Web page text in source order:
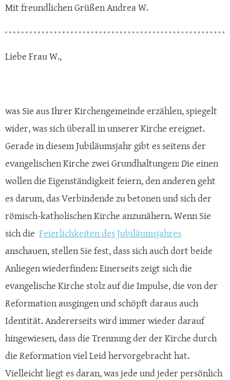
Mit freundlichen Grüßen Andrea W.
Liebe Frau W.,
was Sie aus Ihrer Kirchengemeinde erzählen, spiegelt
wider, was sich überall in unserer Kirche ereignet.
Gerade in diesem Jubiläumsjahr gibt es seitens der
evangelischen Kirche zwei Grundhaltungen: Die einen
wollen die Eigenständigkeit feiern, den anderen geht
es darum, das Verbindende zu betonen und sich der
römisch-katholischen Kirche anzunähern. Wenn Sie
sich die Feierlichkeiten des Jubiläumsjahres
anschauen, stellen Sie fest, dass sich auch dort beide
Anliegen wiederfinden: Einerseits zeigt sich die
evangelische Kirche stolz auf die Impulse, die von der
Reformation ausgingen und schöpft daraus auch
Identität. Andererseits wird immer wieder darauf
hingewiesen, dass die Trennung der der Kirche durch
die Reformation viel Leid hervorgebracht hat.
Vielleicht liegt es daran, was jede und jeder persönlich